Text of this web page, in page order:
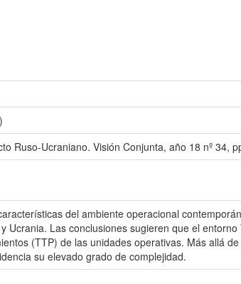
Ruso-Ucraniano. Visión Conjunta, año 18 nº 34,
del ambiente operacional
Las conclusiones sugieren que el
(TTP) de las unidades operativas. Más allá
su elevado grado de complejidad.